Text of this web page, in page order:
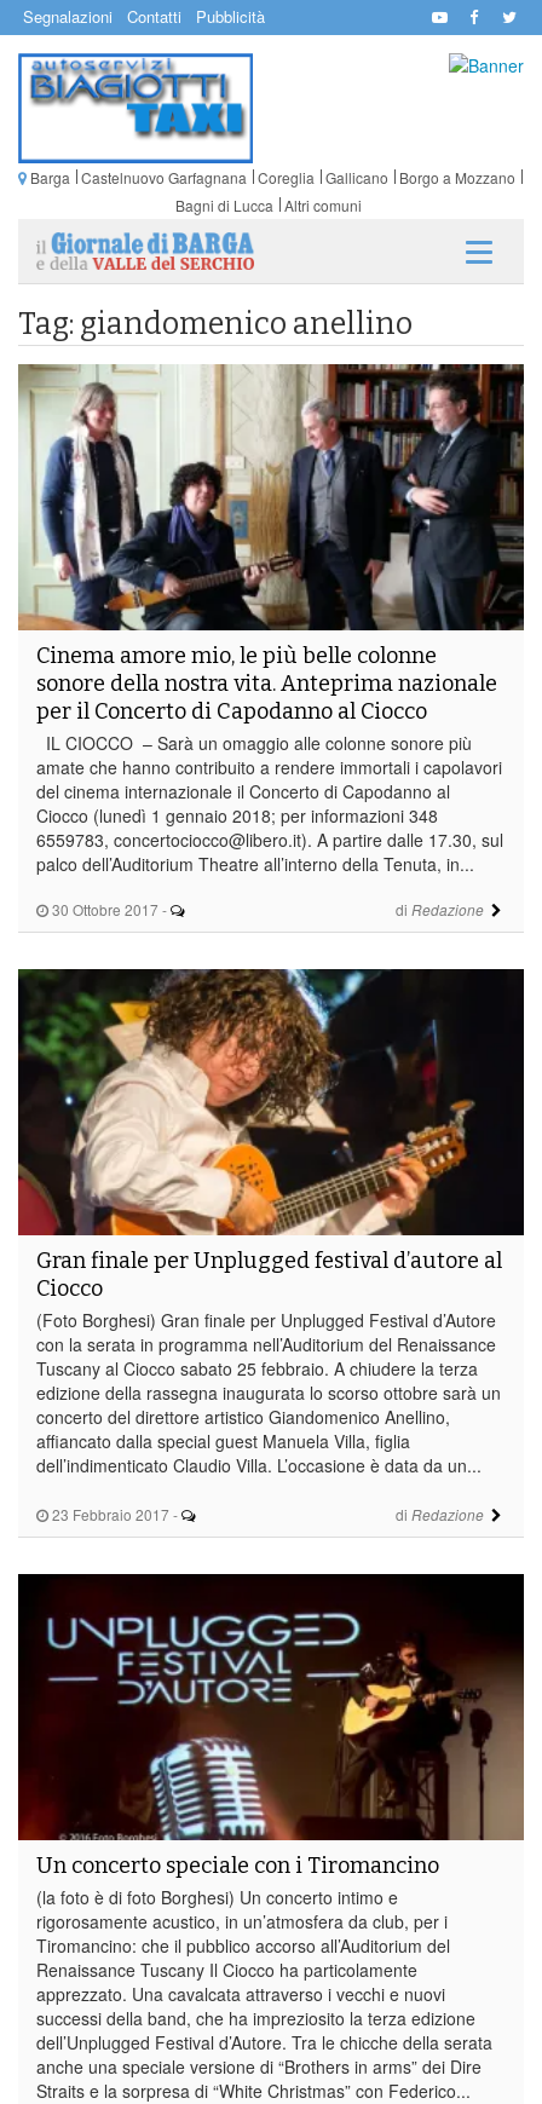
Segnalazioni Contatti Pubblicità
Barga Castelnuovo Garfagnana Coreglia Gallicano
Borgo a Mozzano
Bagni di Lucca Altri comuni
Tag: giandomenico anellino
30 Ottobre 2017 - di Redazione
Cinema amore mio, le più belle colonne
sonore della nostra vita. Anteprima nazionale
per il Concerto di Capodanno al Ciocco
IL CIOCCO – Sarà un omaggio alle colonne sonore più
amate che hanno contribuito a rendere immortali i capolavori
del cinema internazionale il Concerto di Capodanno al
Ciocco (lunedì 1 gennaio 2018; per informazioni 348
6559783, concertociocco@libero.it). A partire dalle 17.30, sul
palco dell’Auditorium Theatre all’interno della Tenuta, in...
23 Febbraio 2017 - di Redazione
Gran finale per Unplugged festival d’autore al
Ciocco
(Foto Borghesi) Gran finale per Unplugged Festival d’Autore
con la serata in programma nell’Auditorium del Renaissance
Tuscany al Ciocco sabato 25 febbraio. A chiudere la terza
edizione della rassegna inaugurata lo scorso ottobre sarà un
concerto del direttore artistico Giandomenico Anellino,
affiancato dalla special guest Manuela Villa, figlia
dell’indimenticato Claudio Villa. L’occasione è data da un...
Un concerto speciale con i Tiromancino
(la foto è di foto Borghesi) Un concerto intimo e
rigorosamente acustico, in un’atmosfera da club, per i
Tiromancino: che il pubblico accorso all’Auditorium del
Renaissance Tuscany Il Ciocco ha particolamente
apprezzato. Una cavalcata attraverso i vecchi e nuovi
successi della band, che ha impreziosito la terza edizione
dell’Unplugged Festival d’Autore. Tra le chicche della serata
anche una speciale versione di “Brothers in arms” dei Dire
Straits e la sorpresa di “White Christmas” con Federico...